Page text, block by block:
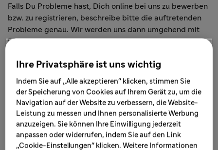
Falls Du Probleme hast, Dich online bei uns zu bewerben
bzw. zu registrieren, beschreibe bitte die auftretenden
Probleme genau. Wir werden uns dann umgehend mit
Dir in Verbindung setzen. Gern kannst Du uns Wünsche
allgemeine Therapieanfragen oder für die Meldung
unerwünschter Begleiterscheinungen der Therapie
bestimmt. Bei Fragen zu Deinem persönlichen
Gesundheitszustand, therapeutischen Empfehlungen
oder zu verschreibungspflichtigen Produkten von Sanofi
wende Dich bitte an Deine/n Arzt/Ärztin oder
Ihre Privatsphäre ist uns wichtig
Indem Sie auf „Alle akzeptieren" klicken, stimmen Sie
der Speicherung von Cookies auf Ihrem Gerät zu, um die
Navigation auf der Website zu verbessern, die Website-
Leistung zu messen und Ihnen personalisierte Werbung
anzuzeigen. Sie können Ihre Einwilligung jederzeit
anpassen oder widerrufen, indem Sie auf den Link
„Cookie-Einstellungen" klicken. Weitere Informationen